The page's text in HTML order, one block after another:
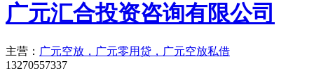
广元汇合投资咨询有限公司
主营： 广元空放，广元零用贷，广元空放私借
13270557337